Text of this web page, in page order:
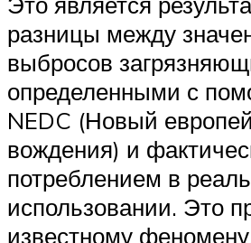
разницы между
выбросов
определенными с
NEDC (Новый
вождения) и
потреблением в
использовании. Это
известному